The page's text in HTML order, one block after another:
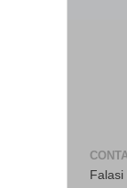
Falasi